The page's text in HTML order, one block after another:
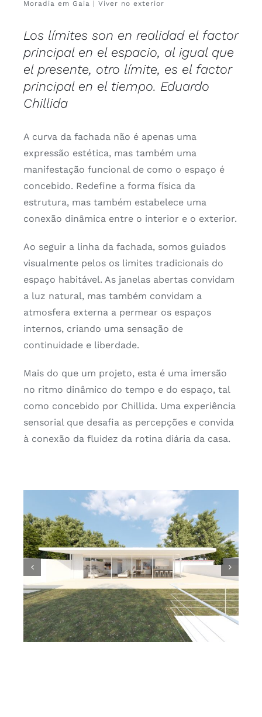
Moradia em Gaia | Viver no exterior
Los límites son en realidad el factor
principal en el espacio, al igual que
el presente, otro límite, es el factor
principal en el tiempo. Eduardo
Chillida
A curva da fachada não é apenas uma
expressão estética, mas também uma
manifestação funcional de como o espaço é
concebido. Redefine a forma física da
estrutura, mas também estabelece uma
conexão dinâmica entre o interior e o exterior.
Ao seguir a linha da fachada, somos guiados
visualmente pelos os limites tradicionais do
espaço habitável. As janelas abertas convidam
a luz natural, mas também convidam a
atmosfera externa a permear os espaços
internos, criando uma sensação de
continuidade e liberdade.
Mais do que um projeto, esta é uma imersão
no ritmo dinâmico do tempo e do espaço, tal
como concebido por Chillida. Uma experiência
sensorial que desafia as percepções e convida
à conexão da fluidez da rotina diária da casa.